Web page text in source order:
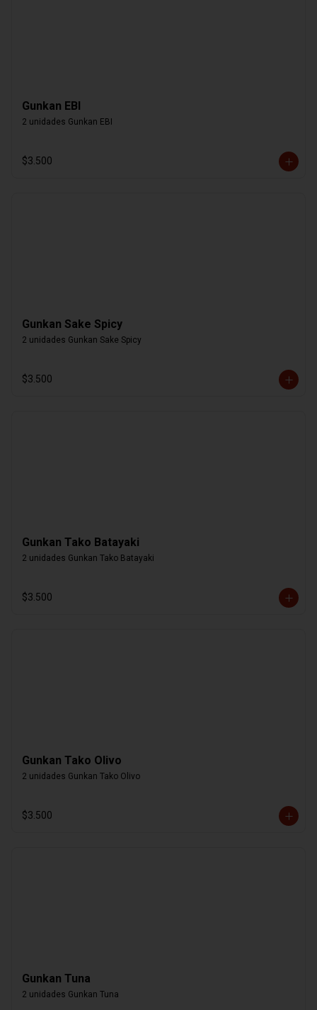
Gunkan EBI
2 unidades Gunkan EBI
$3.500
Gunkan Sake Spicy
2 unidades Gunkan Sake Spicy
$3.500
Gunkan Tako Batayaki
2 unidades Gunkan Tako Batayaki
$3.500
Gunkan Tako Olivo
2 unidades Gunkan Tako Olivo
$3.500
Gunkan Tuna
2 unidades Gunkan Tuna